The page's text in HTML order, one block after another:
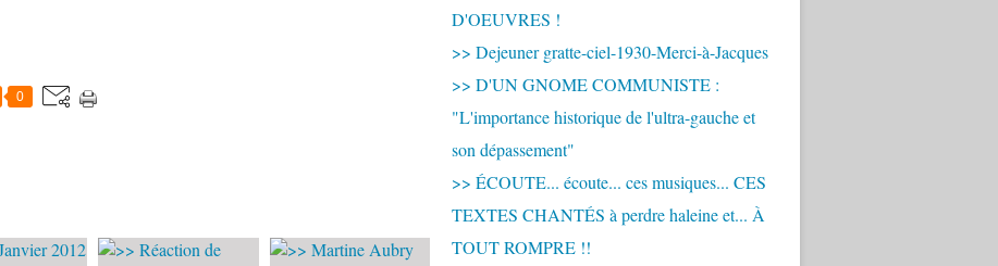
0
D'OEUVRES !
>> Dejeuner gratte-ciel-1930-Merci-à-Jacques
>> D'UN GNOME COMMUNISTE :
"L'importance historique de l'ultra-gauche et
son dépassement"
>> ÉCOUTE... écoute... ces musiques... CES
TEXTES CHANTÉS à perdre haleine et... À
TOUT ROMPRE !!